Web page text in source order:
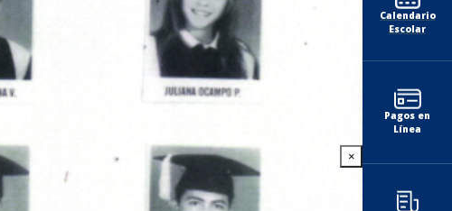
Calendario
Escolar
Pagos en
Línea
×